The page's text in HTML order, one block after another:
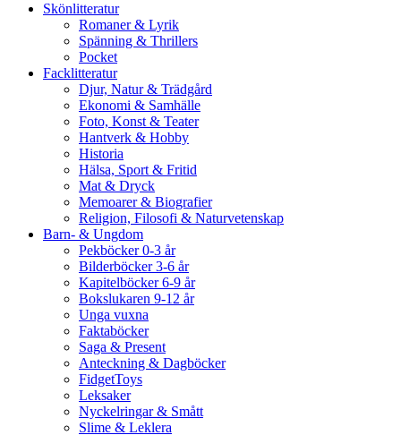
Skönlitteratur
Romaner & Lyrik
Spänning & Thrillers
Pocket
Facklitteratur
Djur, Natur & Trädgård
Ekonomi & Samhälle
Foto, Konst & Teater
Hantverk & Hobby
Historia
Hälsa, Sport & Fritid
Mat & Dryck
Memoarer & Biografier
Religion, Filosofi & Naturvetenskap
Barn- & Ungdom
Pekböcker 0-3 år
Bilderböcker 3-6 år
Kapitelböcker 6-9 år
Bokslukaren 9-12 år
Unga vuxna
Faktaböcker
Saga & Present
Anteckning & Dagböcker
FidgetToys
Leksaker
Nyckelringar & Smått
Slime & Leklera